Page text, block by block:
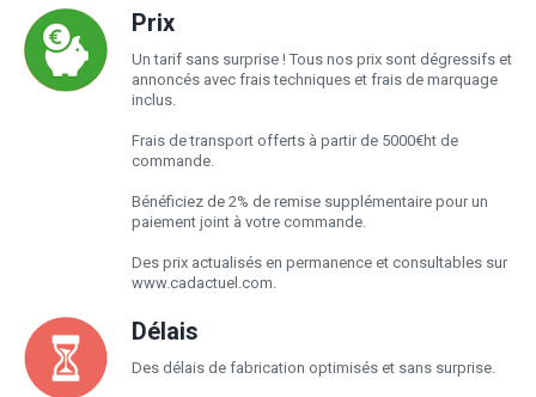
Prix
Un tarif sans surprise ! Tous nos prix sont dégressifs et
annoncés avec frais techniques et frais de marquage
inclus.
Frais de transport offerts à partir de 5000€ht de
commande.
Bénéficiez de 2% de remise supplémentaire pour un
paiement joint à votre commande.
Des prix actualisés en permanence et consultables sur
www.cadactuel.com.
Délais
Des délais de fabrication optimisés et sans surprise.